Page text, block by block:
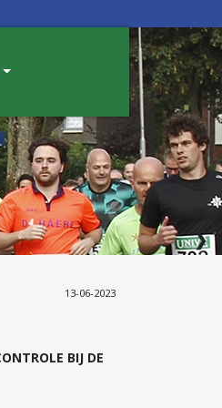
❯
13-06-2023
BIJ DE